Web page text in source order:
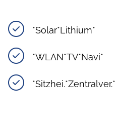
*Solar*Lithium*
*WLAN*TV*Navi*
*Sitzhei.*Zentralver.*